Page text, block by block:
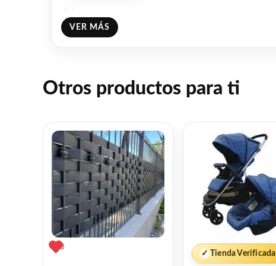
VER MÁS
Otros productos para ti
3
✓ Tienda Verificada